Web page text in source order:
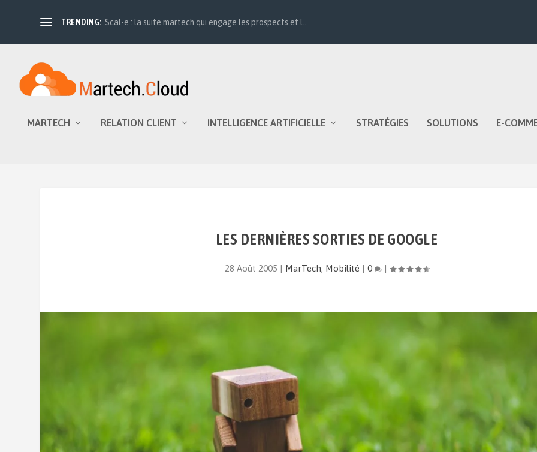
TRENDING: Scal-e : la suite martech qui engage les prospects et l...
MARTECH RELATION CLIENT INTELLIGENCE ARTIFICIELLE STRATÉGIES SOLUTIONS E-
LES DERNIÈRES SORTIES DE GOOGLE
28 Août 2005 | MarTech, Mobilité | 0 |